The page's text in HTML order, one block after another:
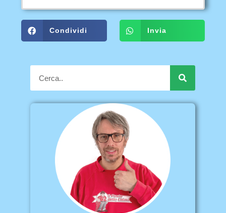
Condividi Invia